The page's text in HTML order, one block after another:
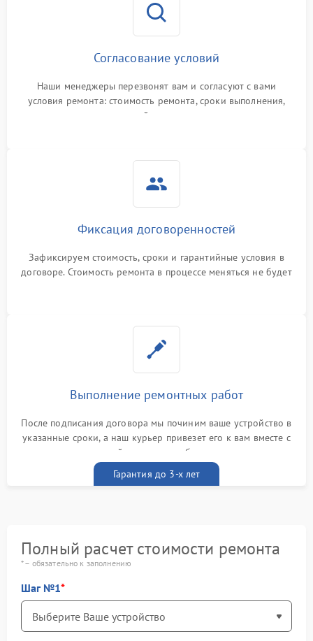
Согласование условий
Наши менеджеры перезвонят вам и согласуют с вами
условия ремонта: стоимость ремонта, сроки выполнения,
гарантийные условия
Фиксация договоренностей
Зафиксируем стоимость, сроки и гарантийные условия в
договоре. Стоимость ремонта в процессе меняться не будет
Выполнение ремонтных работ
После подписания договора мы починим ваше устройство в
указанные сроки, а наш курьер привезет его к вам вместе с
гарантийным талоном бесплатно
Гарантия до 3-х лет
Полный расчет стоимости ремонта
* – обязательно к заполнению
Шаг №1